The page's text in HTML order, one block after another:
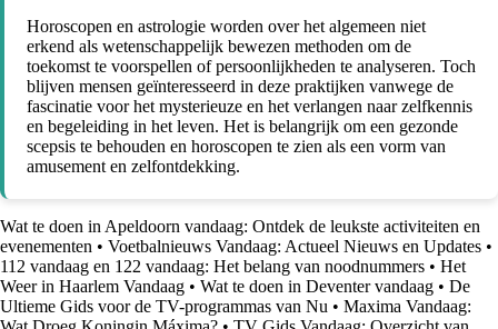
Horoscopen en astrologie worden over het algemeen niet
erkend als wetenschappelijk bewezen methoden om de
toekomst te voorspellen of persoonlijkheden te analyseren. Toch
blijven mensen geïnteresseerd in deze praktijken vanwege de
fascinatie voor het mysterieuze en het verlangen naar zelfkennis
en begeleiding in het leven. Het is belangrijk om een gezonde
scepsis te behouden en horoscopen te zien als een vorm van
amusement en zelfontdekking.
Wat te doen in Apeldoorn vandaag: Ontdek de leukste activiteiten en
evenementen • Voetbalnieuws Vandaag: Actueel Nieuws en Updates •
112 vandaag en 122 vandaag: Het belang van noodnummers • Het
Weer in Haarlem Vandaag • Wat te doen in Deventer vandaag • De
Ultieme Gids voor de TV-programmas van Nu • Maxima Vandaag: